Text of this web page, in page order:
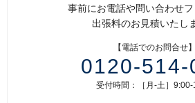
事前にお電話や問い合わせ
出張料のお見積いたし
【電話でのお問合せ】
0120-514-
受付時間：［月-土］9:00-